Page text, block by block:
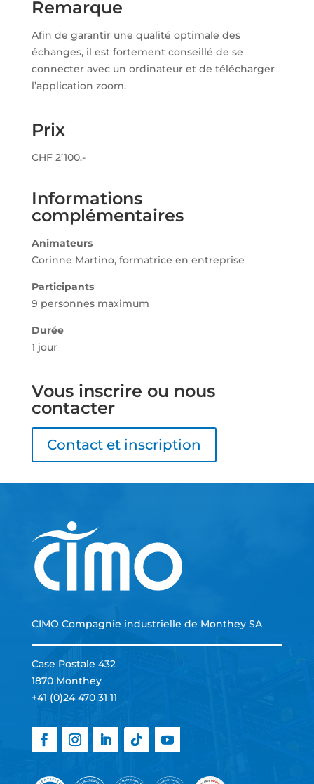
Remarque
Afin de garantir une qualité optimale des
échanges, il est fortement conseillé de se
connecter avec un ordinateur et de télécharger
l’application zoom.
Prix
CHF 2’100.-
Informations
complémentaires
Animateurs
Corinne Martino, formatrice en entreprise
Participants
9 personnes maximum
Durée
1 jour
Vous inscrire ou nous
contacter
Contact et inscription
CIMO Compagnie industrielle de Monthey SA
Case Postale 432
1870 Monthey
+41 (0)24 470 31 11